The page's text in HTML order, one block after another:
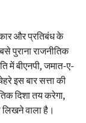
और प्रतिबंध के
पुराना राजनीतिक
में बीएनपी, जमात-ए-
इस बार सत्ता की
दिशा तय करेगा,
वाला है।